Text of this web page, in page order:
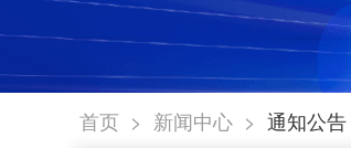
首页 > 新闻中心 > 通知公告